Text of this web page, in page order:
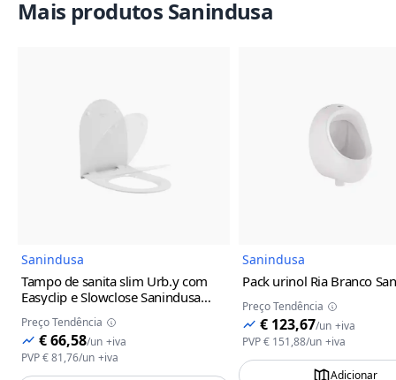
Mais produtos Sanindusa
Sanindusa
Tampo de sanita slim Urb.y com
Easyclip e Slowclose Sanindusa
Preço Tendência
€ 66,58/un +iva
PVP€ 81,76/un +iva
Sanindusa
Pack urinol Ria Branco
Preço Tendência
€ 123,67/un +iva
PVP€ 151,88/un +iva
Adicionar